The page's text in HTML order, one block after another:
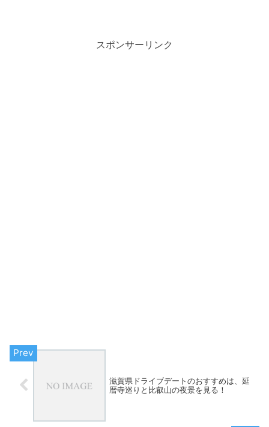
スポンサーリンク
滋賀県ドライブデートのおすすめは、延
暦寺巡りと比叡山の夜景を見る！